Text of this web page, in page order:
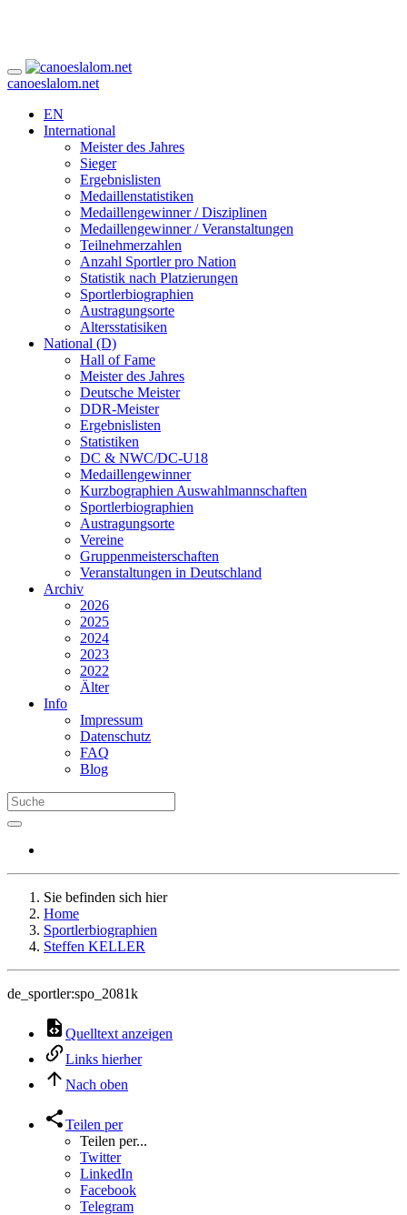
canoeslalom.net
EN
International
Meister des Jahres
Sieger
Ergebnislisten
Medaillenstatistiken
Medaillengewinner / Disziplinen
Medaillengewinner / Veranstaltungen
Teilnehmerzahlen
Anzahl Sportler pro Nation
Statistik nach Platzierungen
Sportlerbiographien
Austragungsorte
Altersstatisiken
National (D)
Hall of Fame
Meister des Jahres
Deutsche Meister
DDR-Meister
Ergebnislisten
Statistiken
DC & NWC/DC-U18
Medaillengewinner
Kurzbographien Auswahlmannschaften
Sportlerbiographien
Austragungsorte
Vereine
Gruppenmeisterschaften
Veranstaltungen in Deutschland
Archiv
2026
2025
2024
2023
2022
Älter
Info
Impressum
Datenschutz
FAQ
Blog
Sie befinden sich hier
Home
Sportlerbiographien
Steffen KELLER
de_sportler:spo_2081k
Quelltext anzeigen
Links hierher
Nach oben
Teilen per
Teilen per...
Twitter
LinkedIn
Facebook
Telegram